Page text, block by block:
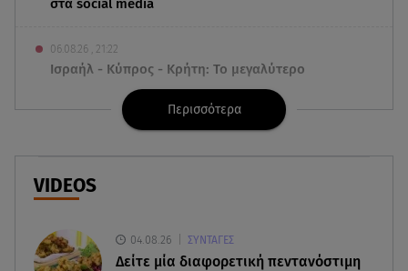
στα social media
06.08.26 , 21:22
Ισραήλ - Κύπρος - Κρήτη: Το μεγαλύτερο
υποθαλάσσιο καλώδιο στον κόσμο
Motor Oil: Δωρεά πυροσβεστικών οχημάτων και
Άκης Παυλόπουλος: Η τρυφερή εξομολόγηση
της συζύγου του, Ελένης Φωτοπούλου
Περισσότερα
VIDEOS
04.08.26 ΣΥΝΤΑΓΕΣ
Δείτε μία διαφορετική πεντανόστιμη